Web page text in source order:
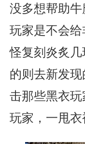
没多想帮助
玩家是不会
怪复刻炎炙
的则去新发
击那些黑衣
玩家，一甩衣